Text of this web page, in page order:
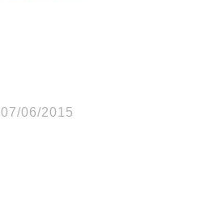
07/06/2015